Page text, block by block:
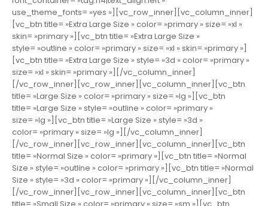
use_theme_fonts= »yes »][vc_row_inner][vc_column_inner]
[vc_btn title= »Extra Large Size » color= »primary » size= »xl »
skin= »primary »][vc_btn title= »Extra Large Size »
style= »outline » color= »primary » size= »xl » skin= »primary »]
[vc_btn title= »Extra Large Size » style= »3d » color= »primary »
size= »xl » skin= »primary »][/vc_column_inner]
[/vc_row_inner][vc_row_inner][vc_column_inner][vc_btn
title= »Large Size » color= »primary » size= »lg »][vc_btn
title= »Large Size » style= »outline » color= »primary »
size= »lg »][vc_btn title= »Large Size » style= »3d »
color= »primary » size= »lg »][/vc_column_inner]
[/vc_row_inner][vc_row_inner][vc_column_inner][vc_btn
title= »Normal Size » color= »primary »][vc_btn title= »Normal
Size » style= »outline » color= »primary »][vc_btn title= »Normal
Size » style= »3d » color= »primary »][/vc_column_inner]
[/vc_row_inner][vc_row_inner][vc_column_inner][vc_btn